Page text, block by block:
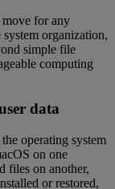
move for any
organization,
simple file
computing
data
operating system
on one
files on another,
or restored,